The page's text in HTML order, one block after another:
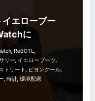
イエローブー
に
, ReBOTL,
リー, イエローブーツ,
トリート, ビヨンクール,
, 時計, 環境配慮